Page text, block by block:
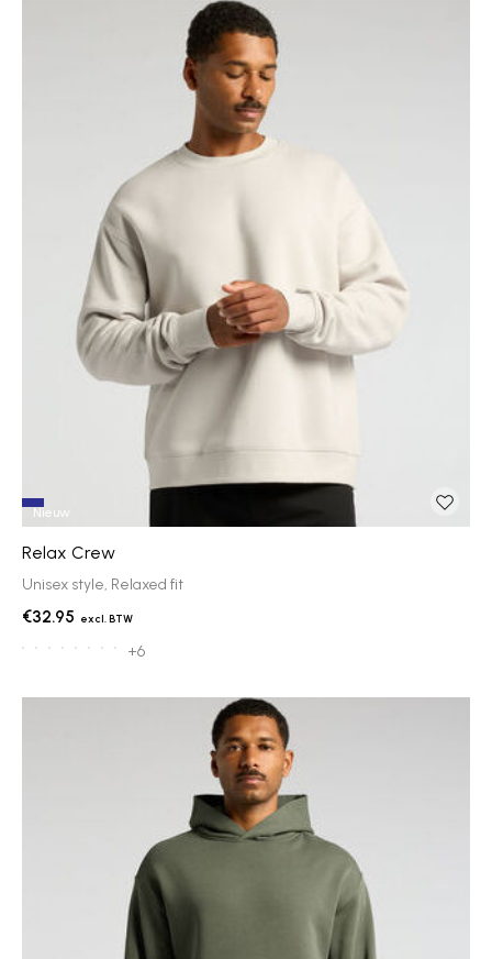
Nieuw
Relax Crew
Unisex style, Relaxed fit
€32.95
+6